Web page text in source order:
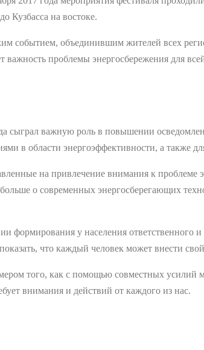
Кузбасса на востоке.
событием, объединившим жителей всех
проблемы энергосбережения для
сыграл важную роль в повышении
в области энергоэффективности, а также
на привлечение внимания к проблеме
о современных энергосберегающих
формирования у населения ответственного
что каждый человек может внести
того, как с помощью совместных
внимания и действий от каждого из нас.